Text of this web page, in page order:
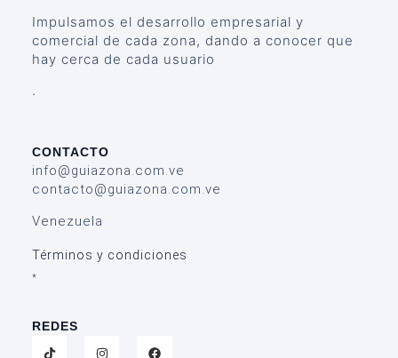
Impulsamos el desarrollo empresarial y
comercial de cada zona, dando a conocer que
hay cerca de cada usuario
.
CONTACTO
info@guiazona.com.ve
contacto@guiazona.com.ve
Venezuela
Términos y condiciones
*
REDES